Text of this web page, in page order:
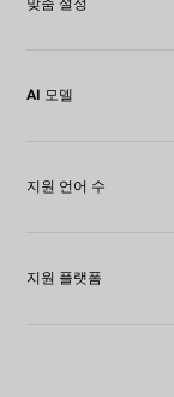
맞춤 설정
AI 모델
지원 언어 수
지원 플랫폼